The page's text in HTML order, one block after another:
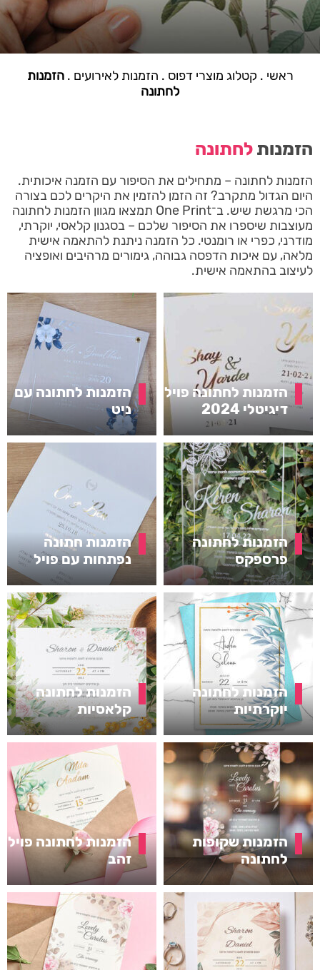
ראשי . קטלוג מוצרי דפוס . הזמנות לאירועים .הזמנות
לחתונה
הזמנות לחתונה
הזמנות לחתונה – מתחילים את הסיפור עם הזמנה איכותית.
היום הגדול מתקרב? זה הזמן להזמין את היקרים לכם בצורה
הכי מרגשת שיש. ב־One Print תמצאו מגוון הזמנות לחתונה
מעוצבות שיספרו את הסיפור שלכם – בסגנון קלאסי, יוקרתי,
מודרני, כפרי או רומנטי. כל הזמנה ניתנת להתאמה אישית
מלאה, עם איכות הדפסה גבוהה, גימורים מרהיבים ואופציה
לעיצוב בהתאמה אישית.
הזמנות לחתונה פויל
דיגיטלי 2024
הזמנות לחתונה עם
ניט
הזמנות לחתונה
פרספקס
הזמנות חתונה
נפתחות עם פויל
הזמנות לחתונה
יוקרתיות
הזמנות לחתונה
קלאסיות
הזמנות שקופות
לחתונה
הזמנות לחתונה פויל
זהב